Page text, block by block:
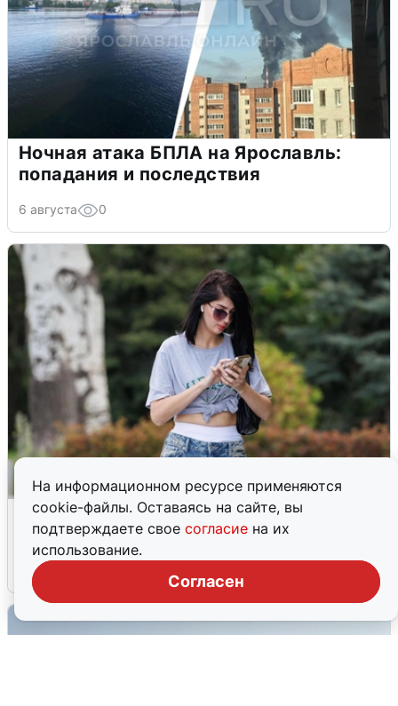
На информационном ресурсе применяются
cookie-файлы. Оставаясь на сайте, вы
подтверждаете свое согласие на их
использование.
Согласен
Ночная атака БПЛА на Ярославль:
попадания и последствия
6 августа 0
Волгоградцы остались без
мобильного интернета
6 августа